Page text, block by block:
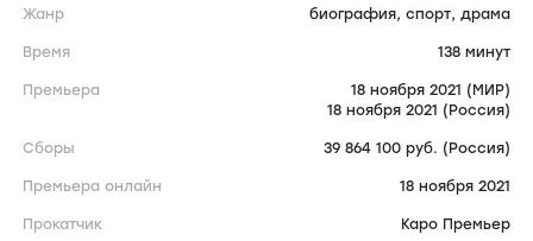
Жанр биография, спорт, драма
Время 138 минут
Премьера
18 ноября 2021 (МИР)
18 ноября 2021 (Россия)
Сборы 39 864 100 руб. (Россия)
Премьера онлайн 18 ноября 2021
Прокатчик Каро Премьер